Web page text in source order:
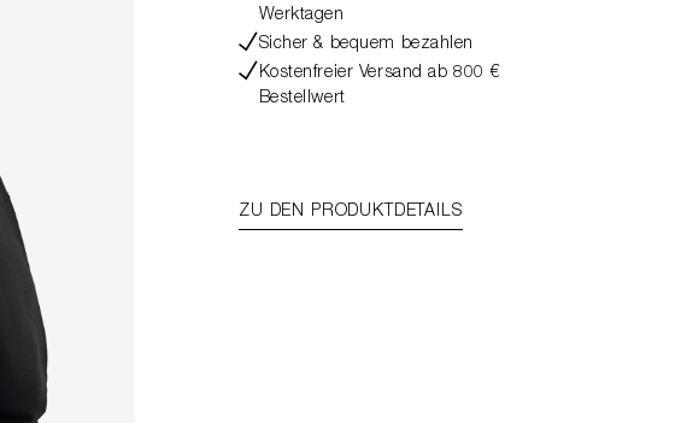
Werktagen
Sicher & bequem bezahlen
Kostenfreier Versand ab 800 €
Bestellwert
ZU DEN PRODUKTDETAILS